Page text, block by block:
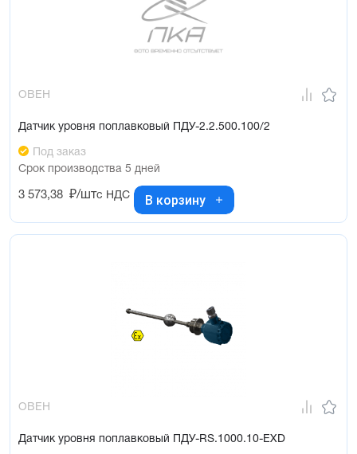
ОВЕН
Датчик уровня поплавковый ПДУ-2.2.500.100/2
Под заказ
Срок производства 5 дней
3 573,38 ₽/штс НДС В корзину
ОВЕН
Датчик уровня поплавковый ПДУ-RS.1000.10-ЕХD